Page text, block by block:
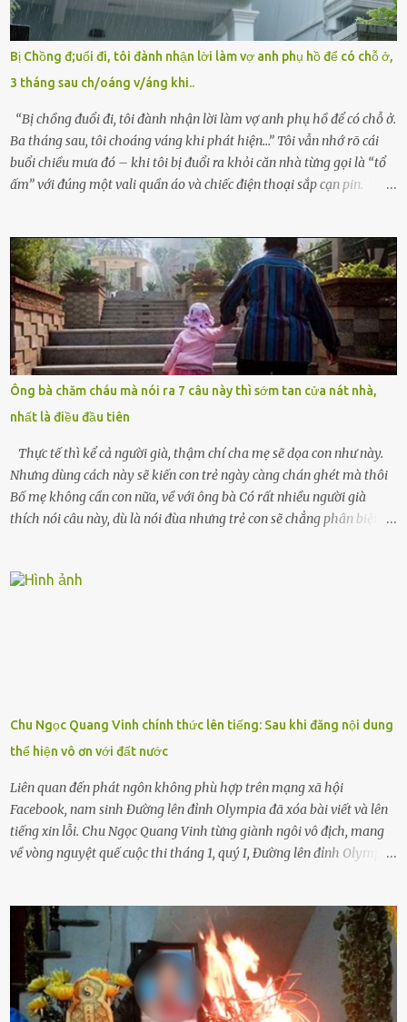
bỏ rơi. Trong khi ấy, con gái ruột của họ – Trần Lệ Mi – vẫn đang
mê man sau sinh, hoàn toàn không hay biết chuyện gì xảy ra.
Thiếu úy Nguyễn Thị Mai, một nữ cảnh sát công tác tại địa phương,
tình cờ chứng kiến giây phút bé bị đưa đi trong lặng lẽ. Nét mặt đỏ
hỏn, bàn tay bé xíu co quắp, ...
Bị Chồng đ;uổi đi, tôi đành nhận lời làm vợ anh phụ hồ để có chỗ ở,
3 tháng sau ch/oáng v/áng khi..
“Bị chồng đuổi đi, tôi đành nhận lời làm vợ anh phụ hồ để có chỗ ở.
Ba tháng sau, tôi choáng váng khi phát hiện…” Tôi vẫn nhớ rõ cái
buổi chiều mưa đó – khi tôi bị đuổi ra khỏi căn nhà từng gọi là “tổ
ấm” với đúng một vali quần áo và chiếc điện thoại sắp cạn pin.
cưới cô để có con. Không phải để nuôi một cái thân bất tài chỉ biết
khóc lóc,” anh ta gằn giọng, đẩy mạnh cánh cửa trước mặt tôi.
Tiếng cánh cửa đóng lại, vang lên như một bản án lạnh lùng. Tôi
đứng chết lặng giữa cơn mưa, không biết đi đâu, về đâu. Bố mẹ tôi
mất sớm. Tôi chẳng có anh chị em. Họ hàng cũng thưa thớt, chẳng
ai thân thiết đến mức có thể mở lòng cho tôi tá túc. Bạn bè? Ai cũng
bận rộn với gia đình riêng của họ. Tôi đã từng đặt cược cả thanh
xuân vào người chồng ấy – và giờ, tôi chỉ còn lại chính mình. Tôi lên
chiếc xe buýt cuối ngày, trốn chạy khỏi thành phố và nỗi đau. Tôi v...
Ông bà chăm cháu mà nói ra 7 câu này thì sớm tan cửa nát nhà,
nhất là điều đầu tiên
Thực tế thì kể cả người già, thậm chí cha mẹ sẽ dọa con như này.
Nhưng dùng cách này sẽ kiến con trẻ ngày càng chán ghét mà thôi
Bố mẹ không cần con nữa, về với ông bà Có rất nhiều người già
thích nói câu này, dù là nói đùa nhưng trẻ con sẽ chẳng phân biệt
khuyên nhủ con thật cẩn thận. Nếu cháu không nghe lời, cảnh sát
để được giúp đỡ thì có thể sẽ bỏ lỡ cơ hội và gặp nguy hiểm. Trẻ con
có biết gì đâu Nhiều người cứ coi trẻ còn nhỏ nên dù có phạm sai
lầm, thì họ cũng không trách mắng. Nhưng nếu người lớn tuổi
không dạy con cẩn...
Chu Ngọc Quang Vinh chính thức lên tiếng: Sau khi đăng nội dung
thể hiện vô ơn với đất nước
Liên quan đến phát ngôn không phù hợp trên mạng xã hội
Facebook, nam sinh Đường lên đỉnh Olympia đã xóa bài viết và lên
tiếng xin lỗi. Chu Ngọc Quang Vinh từng giành ngôi vô địch, mang
về vòng nguyệt quế cuộc thi tháng 1, quý I, Đường lên đỉnh Olympia.
chưa phù hợp, gây xôn xao, bức xúc trong dư luận. Ngay sau đó,
Trường THPT Chuyên Nguyễn Tất Thành báo cáo xác nhận tài
khoản Chu Vinh là của học sinh Chu Ngọc Quang Vinh, lớp 12 Anh
của nhà trường. Nam sinh này từng giành ngôi vô địch, mang về
vòng nguyệt quế cuộc thi tháng 1, quý I, Đường lên đỉnh Olympia